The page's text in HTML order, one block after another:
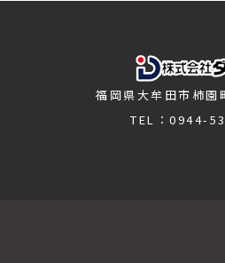
福岡県大牟田市柿
TEL：0944-